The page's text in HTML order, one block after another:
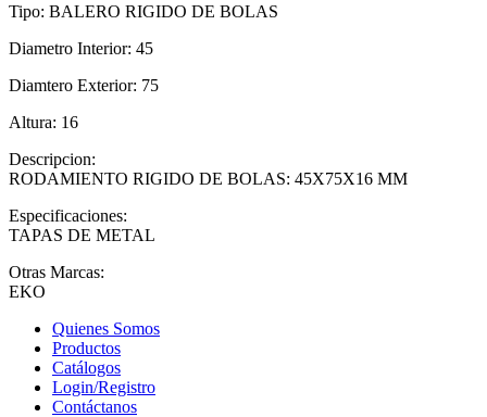
Tipo: BALERO RIGIDO DE BOLAS
Diametro Interior: 45
Diamtero Exterior: 75
Altura: 16
Descripcion:
RODAMIENTO RIGIDO DE BOLAS: 45X75X16 MM
Especificaciones:
TAPAS DE METAL
Otras Marcas:
EKO
Quienes Somos
Productos
Catálogos
Login/Registro
Contáctanos